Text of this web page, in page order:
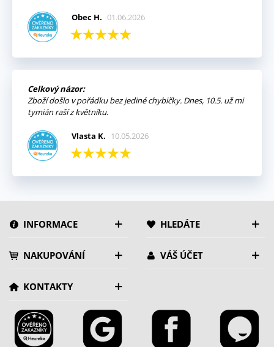
Obec H. 01.06.2026
Celkový názor:
Zboží došlo v pořádku bez jediné chybičky. Dnes, 10.5. už mi
tymián raší z květníku.
Vlasta K. 10.05.2026
INFORMACE HLEDÁTE
NAKUPOVÁNÍ VÁŠ ÚČET
KONTAKTY